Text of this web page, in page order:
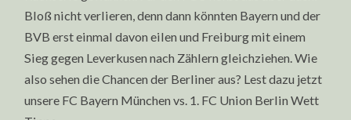
Bloß nicht verlieren, denn dann könnten Bayern und der
BVB erst einmal davon eilen und Freiburg mit einem
Sieg gegen Leverkusen nach Zählern gleichziehen. Wie
also sehen die Chancen der Berliner aus? Lest dazu jetzt
unsere FC Bayern München vs. 1. FC Union Berlin Wett